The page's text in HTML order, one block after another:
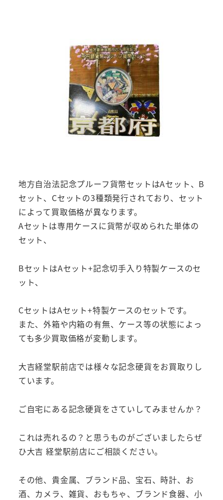
地方自治法記念プルーフ貨幣セットはAセット、B
セット、Cセットの3種類発行されており、セット
によって買取価格が異なります。
Aセットは専用ケースに貨幣が収められた単体の
セット、
BセットはAセット+記念切手入り特製ケースのセ
ット、
CセットはAセット+特製ケースのセットです。
また、外箱や内箱の有無、ケース等の状態によっ
ても多少買取価格が変動します。
大吉経堂駅前店では様々な記念硬貨をお買取りし
ています。
ご自宅にある記念硬貨をさていしてみませんか？
これは売れるの？と思うものがございましたらぜ
ひ大吉 経堂駅前店にご相談ください。
その他、貴金属、ブランド品、宝石、時計、お
酒、カメラ、雑貨、おもちゃ、ブランド食器、小